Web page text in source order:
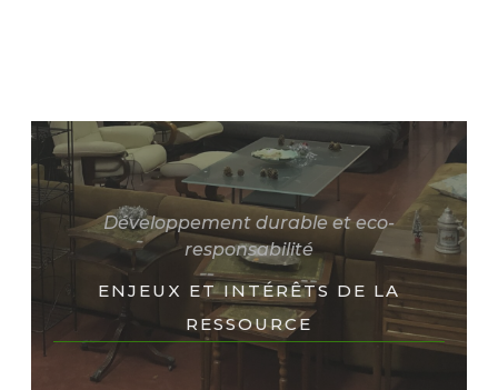
Développement durable et eco-
responsabilité
ENJEUX ET INTÉRÊTS DE LA
RESSOURCE